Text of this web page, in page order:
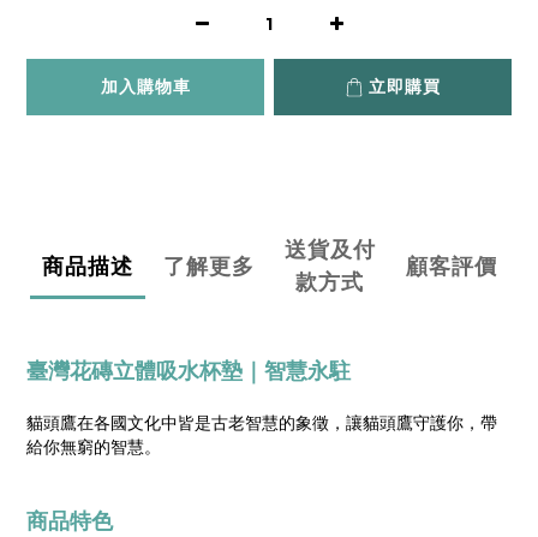
加入購物車 立即購買
商品描述 了解更多
送貨及付
款方式
顧客評價
臺灣花磚立體吸水杯墊｜智慧永駐
貓頭鷹在各國文化中皆是古老智慧的象徵，讓貓頭鷹守護你，帶
給你無窮的智慧。
商品特色